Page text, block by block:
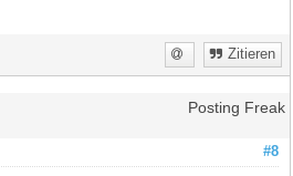
Zitieren
Posting Freak
#8